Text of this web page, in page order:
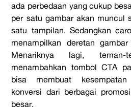
ada perbedaan yang cukup
per satu gambar akan muncul
satu tampilan. Sedangkan
menampilkan deretan
Menariknya lagi,
menambahkan tombol CTA
bisa membuat
konversi dari berbagai
besar.